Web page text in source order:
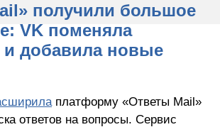
получили большое
VK поменяла
и добавила новые
платформу «Ответы Mail»
ответов на вопросы. Сервис